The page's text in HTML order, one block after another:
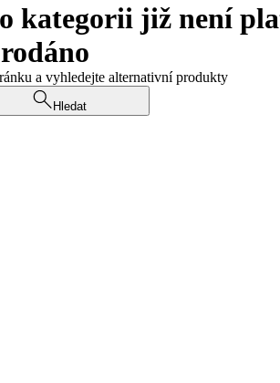
kategorii již není
a vyhledejte alternativní produkty
Hledat